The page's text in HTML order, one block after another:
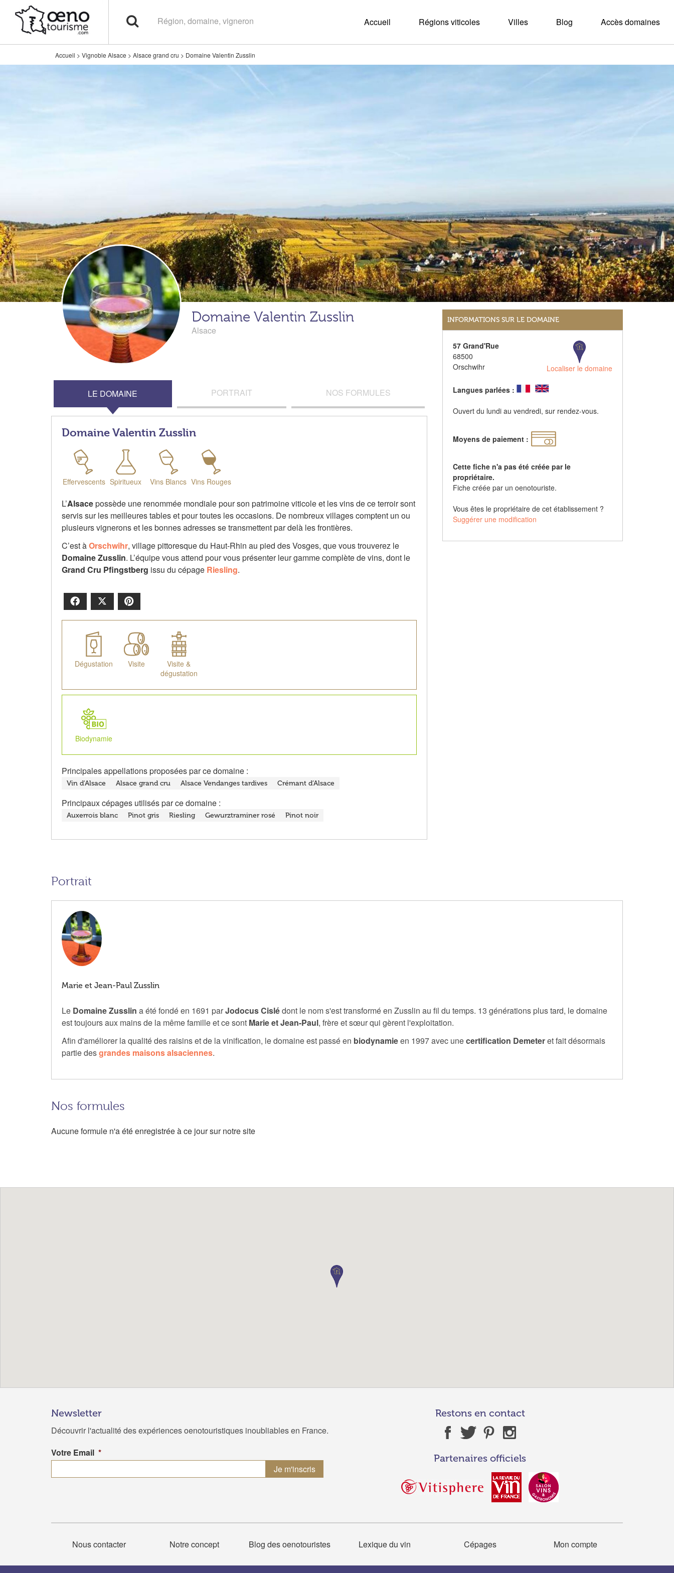
Accueil Régions viticoles Villes Blog Accès domaines
Accueil > Vignoble Alsace > Alsace grand cru > Domaine Valentin Zusslin
Domaine Valentin Zusslin
Alsace
LE DOMAINE PORTRAIT NOS FORMULES
Domaine Valentin Zusslin
Effervescents Spiritueux Vins Blancs Vins Rouges
L’Alsacepossède une renommée mondiale pour son patrimoine viticole et les vins de ce terroir sont
servis sur les meilleures tables et pour toutes les occasions. De nombreux villages comptent un ou
plusieurs vignerons et les bonnes adresses se transmettent par delà les frontières.
C’est àOrschwihr, village pittoresque du Haut-Rhin au pied des Vosges, que vous trouverez le
Domaine Zusslin. L’équipe vous attend pour vous présenter leur gamme complète de vins, dont le
Grand Cru Pfingstberg issu du cépage Riesling.
Facebook
Dégustation Visite
Visite &
dégustation
Biodynamie
Principales appellations proposées par ce domaine :
Vin d'Alsace Alsace grand cru Alsace Vendanges tardives Crémant d’Alsace
Principaux cépages utilisés par ce domaine :
Auxerrois blanc Pinot gris Riesling Gewurztraminer rosé Pinot noir
INFORMATIONS SUR LE DOMAINE
57 Grand'Rue
68500
Orschwihr
Localiser le domaine
Langues parlées :
Ouvert du lundi au vendredi, sur rendez-vous.
Moyens de paiement :
Cette fiche n'a pas été créée par le
propriétaire.
Fiche créée par un oenotouriste.
Vous êtes le propriétaire de cet établissement ?
Suggérer une modification
Portrait
Marie et Jean-Paul Zusslin
Le Domaine Zusslin a été fondé en 1691 parJodocus Cislédont le nom s'est transformé en Zusslin au fil du temps. 13 générations plus tard, le domaine
est toujours aux mains de la même famille et ce sont Marie et Jean-Paul, frère et sœur qui gèrent l'exploitation.
Afin d'améliorer la qualité des raisins et de la vinification, le domaine est passé en biodynamieen 1997 avec unecertification Demeteret fait désormais
partie desgrandes maisons alsaciennes.
Nos formules
Aucune formule n'a été enregistrée à ce jour sur notre site
Newsletter
Découvrir l'actualité des expériences oenotouristiques inoubliables en France.
Votre Email *
Restons en contact
Partenaires officiels
Nous contacter Notre concept Blog des oenotouristes Lexique du vin Cépages Mon compte